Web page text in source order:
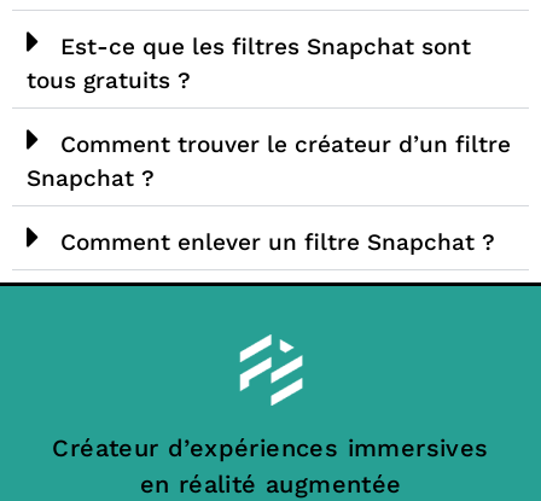
Est-ce que les filtres Snapchat sont
tous gratuits ?
Comment trouver le créateur d’un filtre
Snapchat ?
Comment enlever un filtre Snapchat ?
Créateur d’expériences immersives
en réalité augmentée